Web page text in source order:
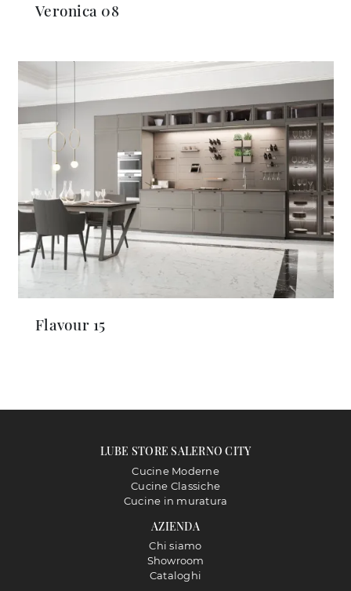
Veronica 08
Flavour 15
LUBE STORE SALERNO CITY
Cucine Moderne
Cucine Classiche
Cucine in muratura
AZIENDA
Chi siamo
Showroom
Cataloghi